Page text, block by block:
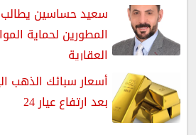
سعيد حساسين يطالب
المطورين لحماية
العقارية
أسعار سبائك الذهب
بعد ارتفاع عيار 24